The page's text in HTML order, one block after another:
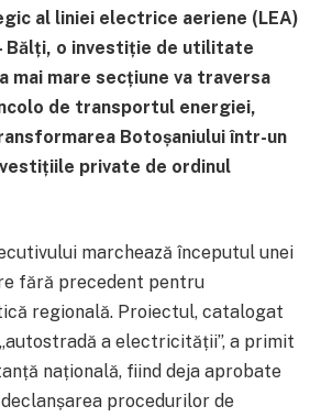
al liniei electrice aeriene (LEA)
Bălți, o investiție de utilitate
mai mare secțiune va traversa
de transportul energiei,
Botoșaniului într-un
private de ordinul
marchează începutul unei
fără precedent pentru
regională. Proiectul, catalogat
a electricității”, a primit
națională, fiind deja aprobate
procedurilor de